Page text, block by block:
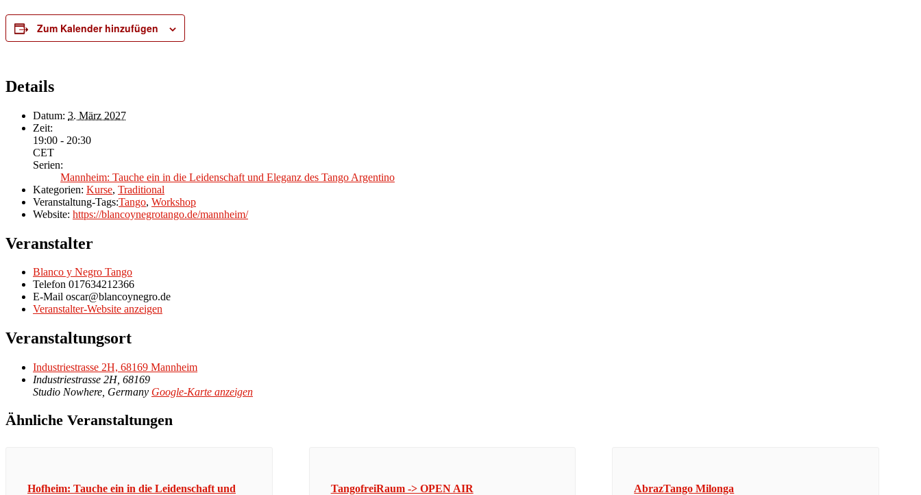
Zum Kalender hinzufügen
Details
Datum: 3. März 2027
Zeit:
19:00 - 20:30
CET
Serien:
Mannheim: Tauche ein in die Leidenschaft und Eleganz des Tango Argentino
Kategorien: Kurse, Traditional
Veranstaltung-Tags:Tango, Workshop
Website: https://blancoynegrotango.de/mannheim/
Veranstalter
Blanco y Negro Tango
Telefon 017634212366
E-Mail oscar@blancoynegro.de
Veranstalter-Website anzeigen
Veranstaltungsort
Industriestrasse 2H, 68169 Mannheim
Industriestrasse 2H, 68169
Studio Nowhere Germany Google-Karte anzeigen
Ähnliche Veranstaltungen
Hofheim: Tauche ein in die Leidenschaft und TangofreiRaum -> OPEN AIR AbrazTango Milonga